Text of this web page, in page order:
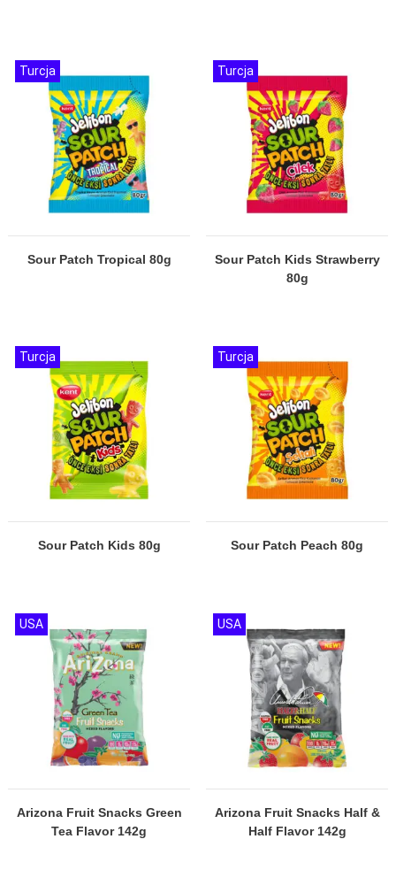
Sour Patch Tropical 80g
Turcja
Sour Patch Kids Strawberry
80g
Turcja
Sour Patch Kids 80g
Turcja
Sour Patch Peach 80g
Turcja
Arizona Fruit Snacks Green
Tea Flavor 142g
USA
Arizona Fruit Snacks Half &
Half Flavor 142g
USA